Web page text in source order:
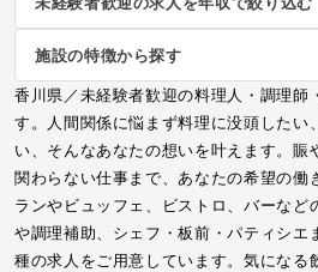
施設の特徴から探す
香川県／未経験者歓迎の料理人・調理師
す。人間関係に悩まず料理に没頭したい
い、そんなあなたの想いを叶えます。賑
関わらない仕事まで、あなたの希望の働
ランやビュッフェ、ビストロ、バーなど
や調理補助、シェフ・板前・パティシエ
種の求人をご用意しています。気になる